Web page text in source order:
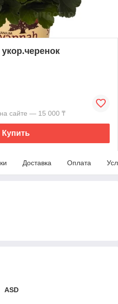
сайте — 15 000 ₸
Купить
Доставка Оплата
ASD